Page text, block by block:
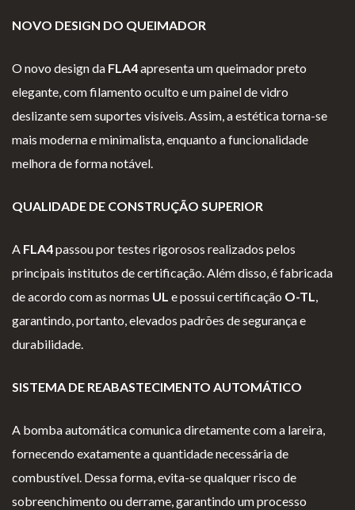
NOVO DESIGN DO QUEIMADOR
O novo design da FLA4apresenta um queimador preto
elegante, com filamento oculto e um painel de vidro
deslizante sem suportes visíveis. Assim, a estética torna-se
mais moderna e minimalista, enquanto a funcionalidade
melhora de forma notável.
QUALIDADE DE CONSTRUÇÃO SUPERIOR
A FLA4passou por testes rigorosos realizados pelos
principais institutos de certificação. Além disso, é fabricada
de acordo com as normas UL e possui certificação O-TL,
garantindo, portanto, elevados padrões de segurança e
durabilidade.
SISTEMA DE REABASTECIMENTO AUTOMÁTICO
A bomba automática comunica diretamente com a lareira,
fornecendo exatamente a quantidade necessária de
combustível. Dessa forma, evita-se qualquer risco de
sobreenchimento ou derrame, garantindo um processo